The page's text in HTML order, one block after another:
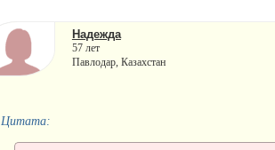
Надежда
57 лет
Павлодар, Казахстан
Цитата: